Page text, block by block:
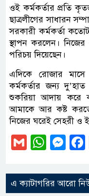
ওই কর্মকর্তার প্রতি
ছাত্রলীগের সাধারন
সরকারী কর্মকর্তা
স্থাপন করলেন।
পরিচয় দিয়েছেন।
এদিকে রোজার মাসে
কর্মকর্তার জন্য
শুকরিয়া আদায় করে
আমাকে আর কষ্ট করতে
নিজের ঘরেই সেহরী ও
Gmail
এ ক্যাটাগরির আরো